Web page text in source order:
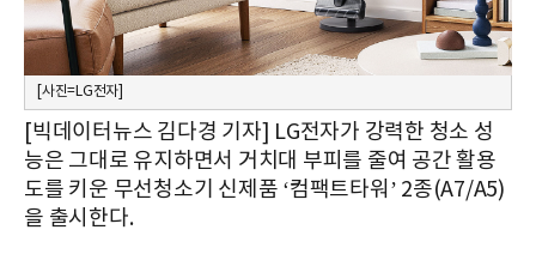
[사진=LG전자]
[빅데이터뉴스 김다경 기자] LG전자가 강력한 청소 성
능은 그대로 유지하면서 거치대 부피를 줄여 공간 활용
도를 키운 무선청소기 신제품 ‘컴팩트타워’ 2종(A7/A5)
을 출시한다.